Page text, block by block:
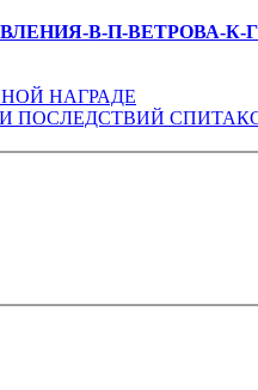
В-П-ВЕТРОВА-
НАГРАДЕ
ПОСЛЕДСТВИЙ